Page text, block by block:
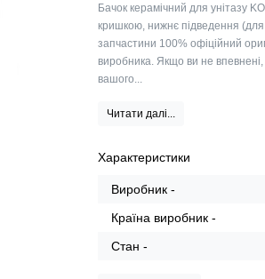
Бачок керамічний для унітазу
кришкою, нижнє підведення
запчастини 100% офіційний
виробника. Якщо ви не впевнені,
вашого...
Читати далі...
Характеристики
Виробник -
Країна виробник -
Стан -